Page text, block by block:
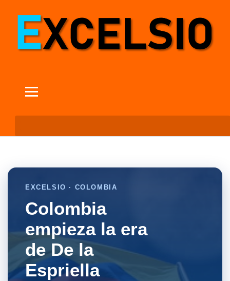
EXCELSIO · COLOMBIA
Colombia
empieza la era
de De la
Espriella